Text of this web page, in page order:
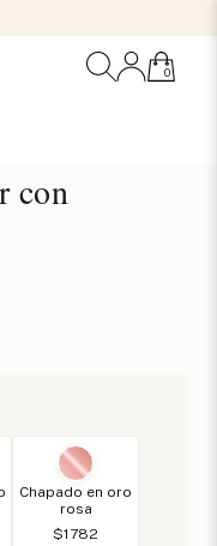
0
con
Chapado en oro
rosa
$1782